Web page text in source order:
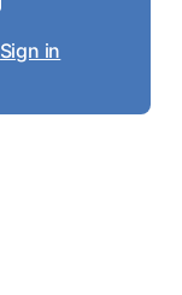
Sign in